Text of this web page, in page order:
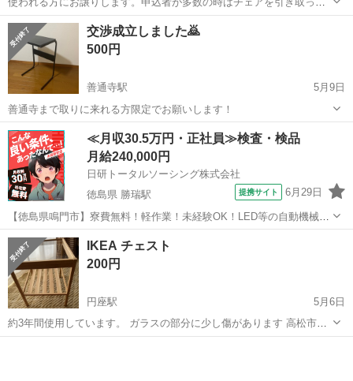
くださる方を優先します。
香川 高松市 屋島駅 テーブル
交渉成立しました🙇
500円
善通寺駅
5月9日
善通寺まで取りに来れる方限定でお願いします！
香川 善通寺市 善通寺駅 テーブル サイドテーブル
≪月収30.5万円・正社員≫検査・検品
月給240,000円
日研トータルソーシング株式会社
徳島県 勝瑞駅
提携サイト 6月29日
【徳島県鳴門市】寮費無料！軽作業！未経験OK！LED等の自動機械加
工・検査・梱包・データ入力《お仕事No.NS0560》 お仕事について ス
マートフォンやパソコン、車などに使われるLED等の電子部品の製造
とそれに付帯する作...
徳島 鳴門市 その他
IKEA チェスト
200円
円座駅
5月6日
約3年間使用しています。 ガラスの部分に少し傷があります 高松市円
座町周辺まで、できるだけ早くとりにきてくれる方を優先させていた